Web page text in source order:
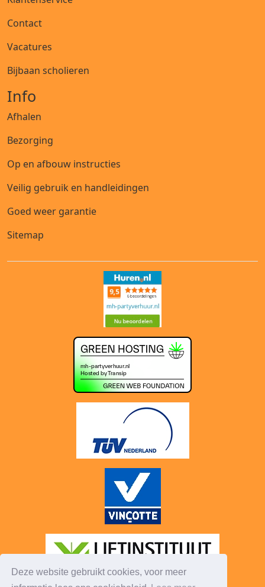
Deze website gebruikt cookies, voor meer
Contact
Vacatures
Bijbaan scholieren
Info
Afhalen
Bezorging
Op en afbouw instructies
Veilig gebruik en handleidingen
Goed weer garantie
Sitemap